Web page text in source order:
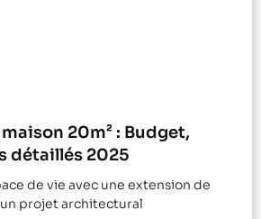
20m² : Budget,
détaillés 2025
de vie avec une extension de
projet architectural